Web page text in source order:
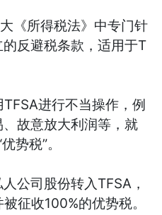
《所得税法》中专门针
反避税条款，适用于T
进行不当操作，例
故意放大利润等，就
势税”。
公司股份转入TFSA，
征收100%的优势税。